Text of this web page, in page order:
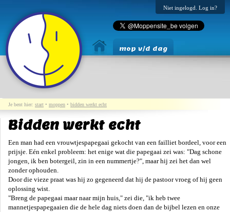
Niet ingelogd. Log in?
mop v/d dag
Je bent hier: start • moppen • bidden werkt echt
Bidden werkt echt
Een man had een vrouwtjespapegaai gekocht van een failliet bordeel, voor een
prijsje. Eén enkel probleem: het enige wat die papegaai zei was: "Dag schone
jongen, ik ben botergeil, zin in een nummertje?", maar hij zei het dan wel
zonder ophouden.
Door die vieze praat was hij zo gegeneerd dat hij de pastoor vroeg of hij geen
oplossing wist.
"Breng de papegaai maar naar mijn huis," zei die, "ik heb twee
mannetjespapegaaien die de hele dag niets doen dan de bijbel lezen en onze